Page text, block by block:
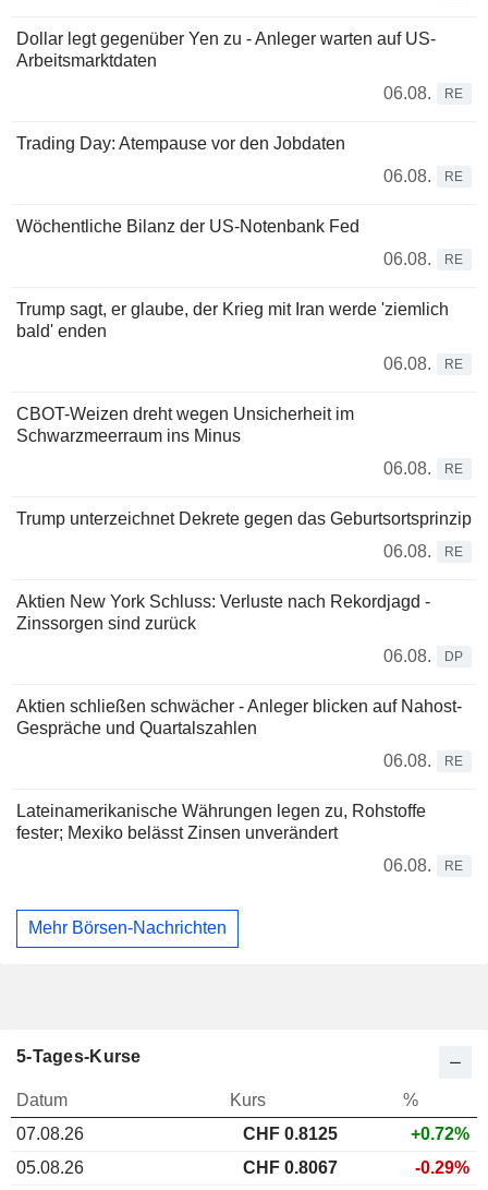
Dollar legt gegenüber Yen zu - Anleger warten auf US-
Arbeitsmarktdaten
06.08.
RE
Trading Day: Atempause vor den Jobdaten
06.08.
RE
Wöchentliche Bilanz der US-Notenbank Fed
06.08.
RE
Trump sagt, er glaube, der Krieg mit Iran werde 'ziemlich
bald' enden
06.08.
RE
CBOT-Weizen dreht wegen Unsicherheit im
Schwarzmeerraum ins Minus
06.08.
RE
Trump unterzeichnet Dekrete gegen das Geburtsortsprinzip
06.08.
RE
Aktien New York Schluss: Verluste nach Rekordjagd -
Zinssorgen sind zurück
06.08.
DP
Aktien schließen schwächer - Anleger blicken auf Nahost-
Gespräche und Quartalszahlen
06.08.
RE
Lateinamerikanische Währungen legen zu, Rohstoffe
fester; Mexiko belässt Zinsen unverändert
06.08.
RE
Mehr Börsen-Nachrichten
5-Tages-Kurse
Datum Kurs
%
07.08.26
CHF 0.8125
+0.72%
05.08.26
CHF 0.8067
-0.29%